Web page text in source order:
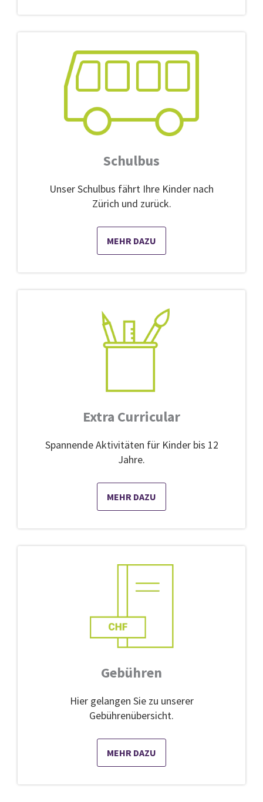
Schulbus
Unser Schulbus fährt Ihre Kinder nach
Zürich und zurück.
MEHR DAZU
Extra Curricular
Spannende Aktivitäten für Kinder bis 12
Jahre.
MEHR DAZU
Gebühren
Hier gelangen Sie zu unserer
Gebührenübersicht.
MEHR DAZU